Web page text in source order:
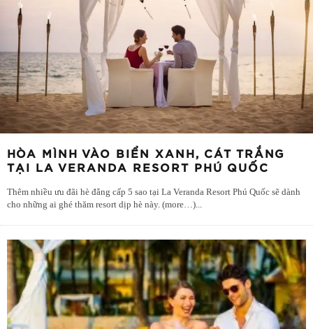
HÒA MÌNH VÀO BIỂN XANH, CÁT TRẮNG
TẠI LA VERANDA RESORT PHÚ QUỐC
Thêm nhiều ưu đãi hè đẳng cấp 5 sao tại La Veranda Resort Phú Quốc sẽ dành
cho những ai ghé thăm resort dịp hè này. (more…)...